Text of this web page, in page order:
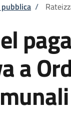
/
a